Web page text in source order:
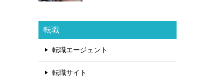
転職
転職エージェント
転職サイト